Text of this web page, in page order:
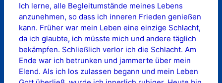
Ich lerne, alle Begleitumstände meines Lebens
anzunehmen, so dass ich inneren Frieden genießen
kann. Früher war mein Leben eine einzige Schlacht,
da ich glaubte, ich müsste mich und andere täglich
bekämpfen. Schließlich verlor ich die Schlacht. Am
Ende war ich betrunken und jammerte über mein
Elend. Als ich los zulassen begann und mein Leben